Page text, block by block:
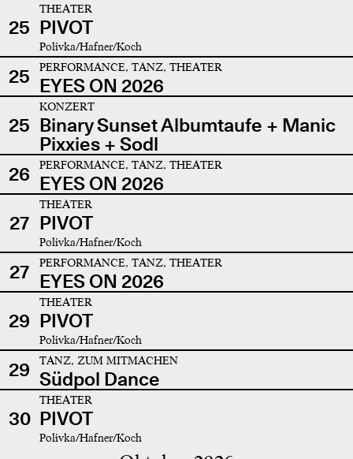
25
THEATER
PIVOT
Polivka/Hafner/Koch
25 PERFORMANCE, TANZ, THEATER
EYES ON 2026
25
KONZERT
Binary Sunset Albumtaufe + Manic
Pixxies + Sodl
26
PERFORMANCE, TANZ, THEATER
EYES ON 2026
27
THEATER
PIVOT
Polivka/Hafner/Koch
27 PERFORMANCE, TANZ, THEATER
EYES ON 2026
29
THEATER
PIVOT
Polivka/Hafner/Koch
29 TANZ, ZUM MITMACHEN
Südpol Dance
30
THEATER
PIVOT
Polivka/Hafner/Koch